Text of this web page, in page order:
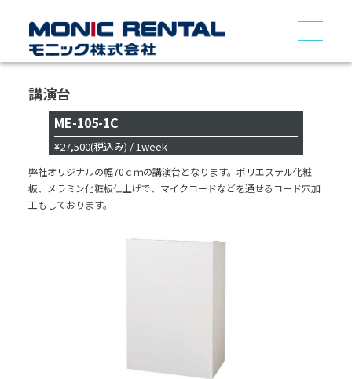
講演台
ME-105-1C
¥27,500(税込み) / 1week
弊社オリジナルの幅70ｃｍの講演台となります。ポリエステル化粧
板、メラミン化粧板仕上げで、マイクコードなどを通せるコード穴加
工もしております。